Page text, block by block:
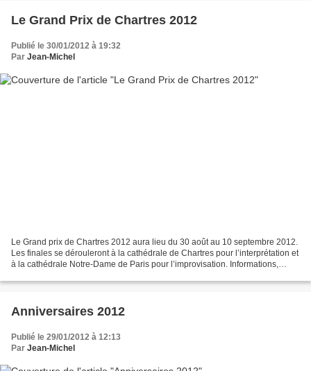
Le Grand Prix de Chartres 2012
Publié le 30/01/2012 à 19:32
Par Jean-Michel
Le Grand prix de Chartres 2012 aura lieu du 30 août au 10 septembre 2012.
Les finales se dérouleront à la cathédrale de Chartres pour l’interprétation et
à la cathédrale Notre-Dame de Paris pour l’improvisation. Informations,
Anniversaires 2012
Publié le 29/01/2012 à 12:13
Par Jean-Michel